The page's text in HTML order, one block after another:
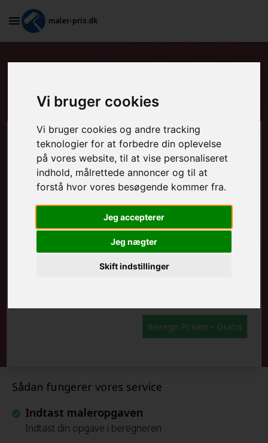
Vi bruger cookies
Vi bruger cookies og andre tracking
teknologier for at forbedre din oplevelse
på vores website, til at vise personaliseret
indhold, målrettede annoncer og til at
forstå hvor vores besøgende kommer fra.
Jeg accepterer
Jeg nægter
Skift indstillinger
maler-pris.dk
maling i Aakirkeby
Sådan fungerer vores service
Indtast maleropgaven
Indtast din opgave i beregneren
Beregn prisen her
MALEROPGAVER - INDVENDIGT:
MALEROPGAVER - UDVENDIGT:
FRAFLYTNINGSPAKKE:
Beregn Prisen - Gratis